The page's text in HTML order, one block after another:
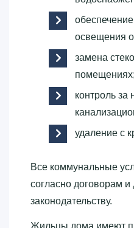
освещения
замена
помещениях;
контроль
удаление с
Все коммунальные
согласно договорам
законодательству.